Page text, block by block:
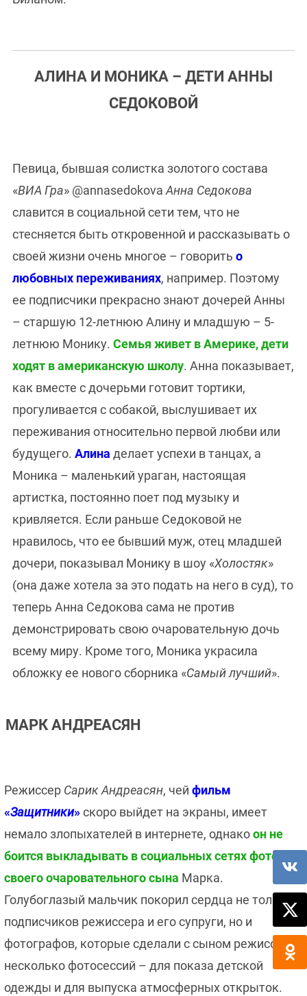
АЛИНА И МОНИКА – ДЕТИ АННЫ
СЕДОКОВОЙ
Певица, бывшая солистка золотого состава
«ВИА Гра» @annasedokovaАнна Седокова
славится в социальной сети тем, что не
стесняется быть откровенной и рассказывать о
своей жизни очень многое – говорить о
любовных переживаниях, например. Поэтому
ее подписчики прекрасно знают дочерей Анны
– старшую 12-летнюю Алину и младшую – 5-
летнюю Монику. Семья живет в Америке, дети
ходят в американскую школу. Анна показывает,
как вместе с дочерьми готовит тортики,
прогуливается с собакой, выслушивает их
переживания относительно первой любви или
будущего. Алина делает успехи в танцах, а
Моника – маленький ураган, настоящая
артистка, постоянно поет под музыку и
кривляется. Если раньше Седоковой не
нравилось, что ее бывший муж, отец младшей
дочери, показывал Монику в шоу «Холостяк»
(она даже хотела за это подать на него в суд), то
теперь Анна Седокова сама не против
демонстрировать свою очаровательную дочь
всему миру. Кроме того, Моника украсила
обложку ее нового сборника «Самый лучший».
МАРК АНДРЕАСЯН
Режиссер Сарик Андреасян, чей фильм
«Защитники»скоро выйдет на экраны, имеет
немало злопыхателей в интернете, однакоон не
боится выкладывать в социальных сетях фото
своего очаровательного сына Марка.
Голубоглазый мальчик покорил сердца не только
подписчиков режиссера и его супруги, но и
фотографов, которые сделали с сыном режиссера
несколько фотосессий – для показа детской
одежды и для выпуска атмосферных открыток.